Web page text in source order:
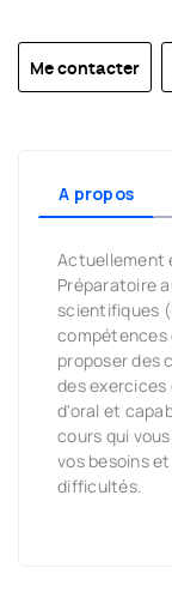
Me contacter
A propos
Actuellement
Préparatoire
scientifiques
compétences
proposer des
des exercices
d'oral et
cours qui
vos besoins
difficultés.